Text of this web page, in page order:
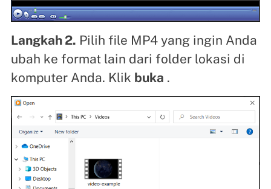
Langkah 2. Pilih file MP4 yang ingin Anda
ubah ke format lain dari folder lokasi di
komputer Anda. Klik buka .